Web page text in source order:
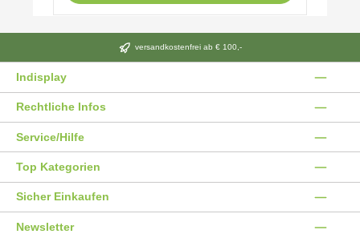
versandkostenfrei ab € 100,-
Indisplay
Rechtliche Infos
Service/Hilfe
Top Kategorien
Sicher Einkaufen
Newsletter